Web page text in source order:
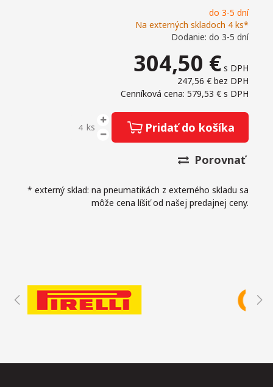
do 3-5 dní
Na externých skladoch 4 ks*
Dodanie: do 3-5 dní
304,50 € s DPH
247,56 € bez DPH
Cenníková cena: 579,53 € s DPH
ks Pridať do košíka
Porovnať
* externý sklad: na pneumatikách z externého skladu sa
môže cena líšiť od našej predajnej ceny.